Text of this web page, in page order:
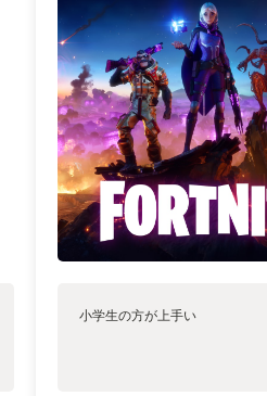
小学生の方が上手い